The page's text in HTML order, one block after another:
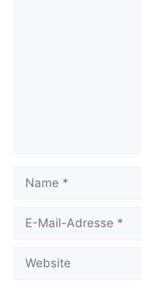
Name
Adresse
Website